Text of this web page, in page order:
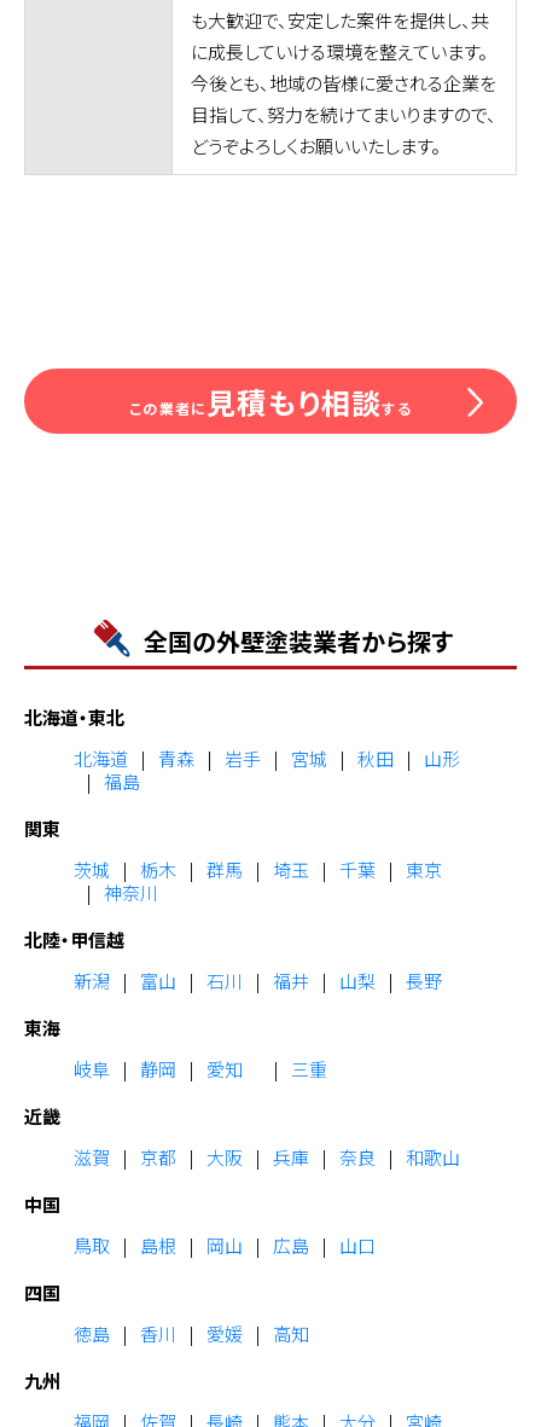
も大歓迎で、安定した案件を提供し、共
に成長していける環境を整えています。
今後とも、地域の皆様に愛される企業を
目指して、努力を続けてまいりますので、
どうぞよろしくお願いいたします。
この業者に 見積もり相談する
全国の外壁塗装業者から探す
北海道・東北
北海道
青森 岩手 宮城 秋田
山形
福島
関東
茨城
栃木 群馬 埼玉 千葉
東京
神奈川
北陸・甲信越
新潟
富山 石川 福井 山梨
長野
東海
岐阜
静岡 愛知
三重
近畿
滋賀
京都 大阪 兵庫 奈良
和歌山
中国
鳥取
島根 岡山 広島
山口
四国
徳島
香川 愛媛
高知
九州
福岡
佐賀 長崎 熊本 大分
宮崎